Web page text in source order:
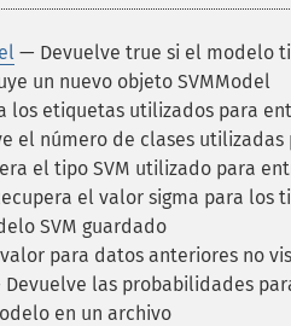
— Devuelve true si el modelo
un nuevo objeto SVMModel
los etiquetas utilizados para
el número de clases
el tipo SVM utilizado para
el valor sigma para los
SVM guardado
para datos anteriores no
las probabilidades
en un archivo